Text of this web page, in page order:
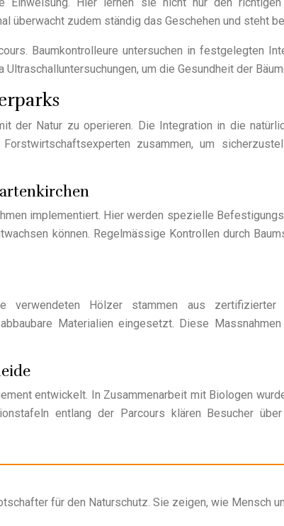
überwacht zudem ständig das Geschehen und steht
Baumkontrolleure untersuchen in festgelegten
um die Gesundheit der
der Natur zu operieren. Die Integration in die
zusammen, um
implementiert. Hier werden spezielle
können. Regelmässige Kontrollen durch
Hölzer stammen aus zertifizierter
Materialien eingesetzt. Diese
entwickelt. In Zusammenarbeit mit Biologen
entlang der Parcours klären Besucher
für den Naturschutz. Sie zeigen, wie Mensch